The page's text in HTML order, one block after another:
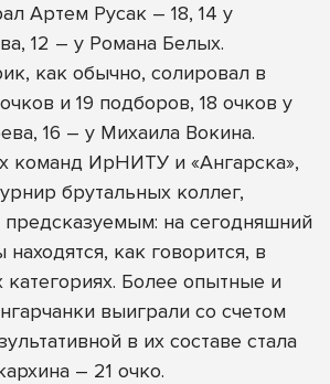
Артем Русак – 18, 14 у
12 – у Романа Белых.
как обычно, солировал в
и 19 подборов, 18 очков у
16 – у Михаила Вокина.
ИрНИТУ и «Ангарска»,
брутальных коллег,
предсказуемым: на сегодняшний
как говорится, в
Более опытные и
выиграли со счетом
в их составе стала
– 21 очко.